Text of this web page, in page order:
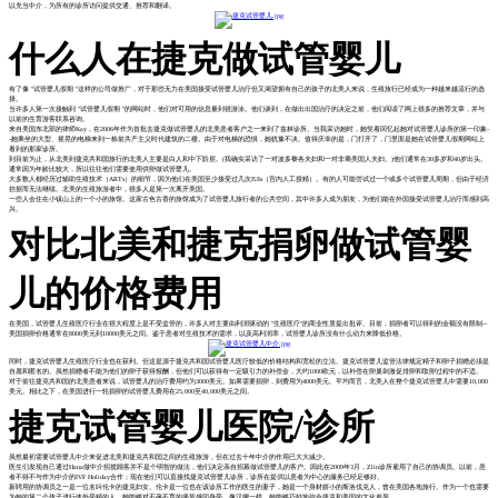
以充当中介，为所有的诊所访问提供交通、推荐和翻译。
什么人在捷克做试管婴儿
有了像 "试管婴儿假期 "这样的公司做推广，对于那些无力在美国接受试管婴儿治疗但又渴望拥有自己的孩子的北美人来说，生殖旅行已经成为一种越来越流行的选
择。
当许多人第一次接触到 "试管婴儿假期 "的网站时，他们对可用的信息量到很游泳。他们谈到，在做出出国治疗的决定之前，他们阅读了网上很多的推荐文章，并与
以前的生育游客联系咨询。
来自美国东北部的律师Kay，在2006年作为首批去捷克做试管婴儿的北美患者客户之一来到了兹林诊所。当我采访她时，她笑着回忆起她对试管婴儿诊所的第一印象-
-她乘坐的大型、摇晃的电梯来到一栋前共产主义时代建筑的二楼。由于对电梯的恐惧，她犹豫不决。值得庆幸的是，门打开了，门里面是她在试管婴儿假期网站上
看到的那家诊所。
到目前为止，从北美到捷克共和国旅行的北美人主要是白人和中下阶层。(我确实采访了一对波多黎各夫妇和一对非裔美国人夫妇。)他们通常在30多岁和40岁出头。
通常因为年龄比较大，所以往往他们需要使用供卵做试管婴儿。
大多数人都经历过辅助生殖技术（ARTs）的细节，因为他们在美国至少接受过几次IUIs（宫内人工授精）。有的人可能尝试过一个或多个试管婴儿周期，但由于经济
拮据而无法继续。北美的生殖旅游者中，很多人是第一次离开美国。
一些人会住在小镇山上的一个小的旅馆。这家古色古香的旅馆成为了试管婴儿旅行者的公共空间，其中许多人成为朋友，为他们能在外国接受试管婴儿治疗而感到高
兴。
对比北美和捷克捐卵做试管婴
儿的价格费用
在美国，试管婴儿生殖医疗行业在很大程度上是不受监管的，许多人对主要由利润驱动的 "生殖医疗"的商业性质提出批评。目前，捐卵者可以得到的金额没有限制--
美国捐卵价格通常在8000美元到10000美元之间。鉴于患者对生殖技术的需求，以及高利润率，试管婴儿诊所没有什么动力来降低价格。
同时，捷克试管婴儿生殖医疗行业也在获利。但这是源于捷克共和国试管婴儿医疗较低的价格结构和宽松的立法。捷克试管婴儿监管法律规定精子和卵子捐赠必须是
自愿和匿名的。虽然捐赠者不能为他们的卵子获得报酬，但他们可以获得有一定吸引力的补偿金，大约1000欧元，以补偿在卵巢刺激促排卵和取卵过程中的不适。
对于前往捷克共和国的北美患者来说，试管婴儿的治疗费用约为3000美元。如果需要捐卵，则费用为4000美元。平均而言，北美人在整个捷克试管婴儿中需要10,000
美元。相比之下，在美国进行一轮捐卵的试管婴儿费用在25,000至40,000美元之间。
捷克试管婴儿医院/诊所
虽然最初需要试管婴儿中介来促进北美和捷克共和国之间的生殖旅游，但在过去十年中介的作用已大大减少。
医生们发现自己通过Hana做中介招揽顾客并不是个明智的做法，他们决定亲自招募做试管婴儿的客户。因此在2009年3月，Zlín诊所雇用了自己的协调员。以前，患
者不得不与作为中介的IVF Holiday合作；现在他们可以直接找捷克试管婴儿诊所，诊所在提供以患者为中心的服务已经足够好。
新聘用的协调员之一是一位名叫伦卡的捷克妇女。伦卡是一位也在该诊所工作的医生的妻子，她是一个身材娇小的斯洛伐克人，曾在美国各地旅行。作为一个也需要